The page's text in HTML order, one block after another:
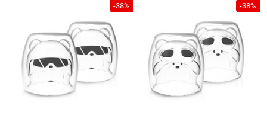
-38% -38%